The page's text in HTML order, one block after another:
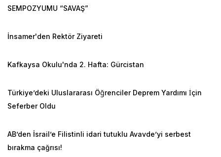
SEMPOZYUMU “SAVAŞ”
İnsamer'den Rektör Ziyareti
Kafkaysa Okulu'nda 2. Hafta: Gürcistan
Türkiye’deki Uluslararası Öğrenciler Deprem Yardımı İçin
Seferber Oldu
AB’den İsrail’e Filistinli idari tutuklu Avavde’yi serbest
bırakma çağrısı!